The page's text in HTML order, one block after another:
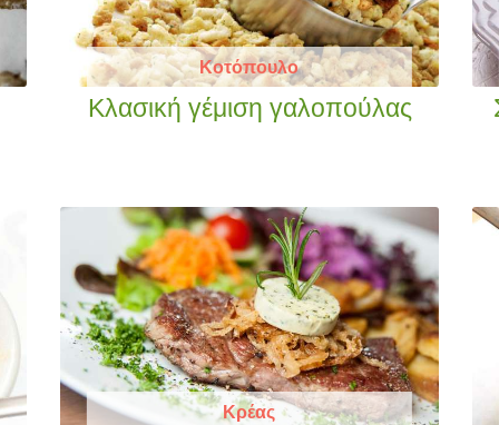
Κοτόπουλο
Κλασική γέμιση γαλοπούλας
Κρέας